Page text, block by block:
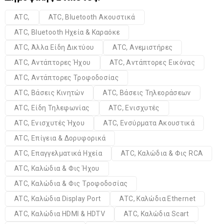
ATC,
ATC, Bluetooth Ακουστικά
ATC, Bluetooth Ηχεία & Καραόκε
ATC, Άλλα Είδη Δικτύου
ATC, Ανεμιστήρες
ATC, Αντάπτορες Ήχου
ATC, Αντάπτορες Εικόνας
ATC, Αντάπτορες Τροφοδοσίας
ATC, Βάσεις Κινητών
ATC, Βάσεις Τηλεοράσεων
ATC, Είδη Τηλεφωνίας
ATC, Ενισχυτές
ATC, Ενισχυτές Ήχου
ATC, Ενσύρματα Ακουστικά
ATC, Επίγεια & Δορυφορικά
ATC, Επαγγελματικά Ηχεία
ATC, Καλώδια & Φις RCA
ATC, Καλώδια & Φις Ήχου
ATC, Καλώδια & Φις Τροφοδοσίας
ATC, Καλώδια Display Port
ATC, Καλώδια Ethernet
ATC, Καλώδια HDMI & HDTV
ATC, Καλώδια Scart